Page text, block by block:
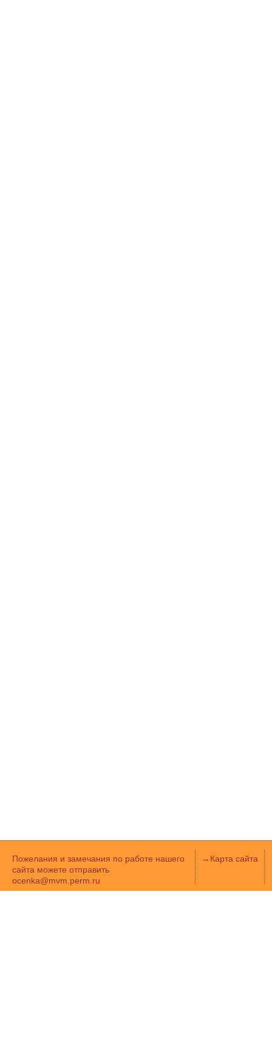
Пожелания и замечания по работе нашего
сайта можете отправить
ocenka@mvm.perm.ru
→ Карта сайта